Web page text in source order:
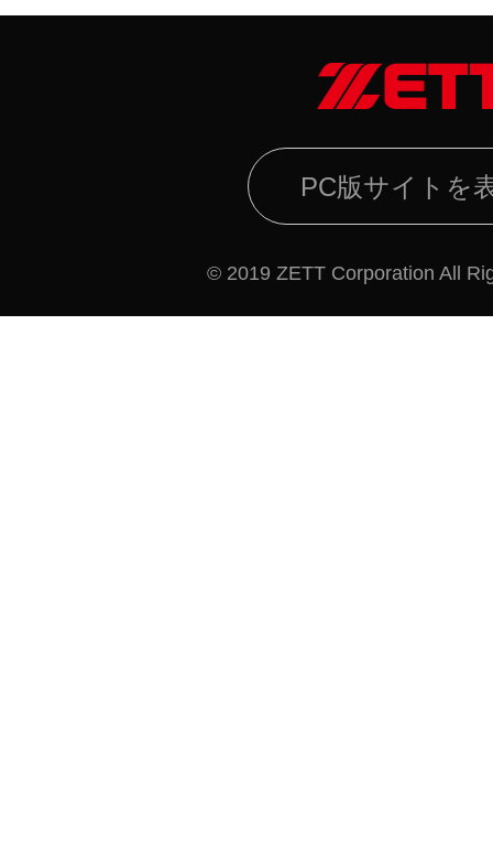
PC版サイトを
© 2019 ZETT Corporation All